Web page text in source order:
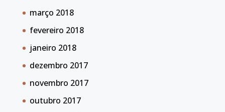
março 2018
fevereiro 2018
janeiro 2018
dezembro 2017
novembro 2017
outubro 2017